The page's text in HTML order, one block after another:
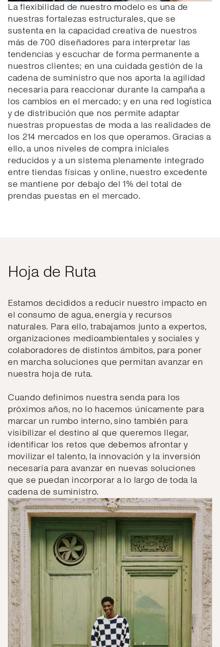
La flexibilidad de nuestro modelo es una de
nuestras fortalezas estructurales, que se
sustenta en la capacidad creativa de nuestros
más de 700 diseñadores para interpretar las
tendencias y escuchar de forma permanente a
nuestros clientes; en una cuidada gestión de la
cadena de suministro que nos aporta la agilidad
necesaria para reaccionar durante la campaña a
los cambios en el mercado; y en una red logística
y de distribución que nos permite adaptar
nuestras propuestas de moda a las realidades de
los 214 mercados en los que operamos. Gracias a
ello, a unos niveles de compra iniciales
reducidos y a un sistema plenamente integrado
entre tiendas físicas y online, nuestro excedente
se mantiene por debajo del 1% del total de
prendas puestas en el mercado.
Hoja de Ruta
Estamos decididos a reducir nuestro impacto en
el consumo de agua, energía y recursos
naturales. Para ello, trabajamos junto a expertos,
organizaciones medioambientales y sociales y
colaboradores de distintos ámbitos, para poner
en marcha soluciones que permitan avanzar en
nuestra hoja de ruta.
Cuando definimos nuestra senda para los
próximos años, no lo hacemos únicamente para
marcar un rumbo interno, sino también para
visibilizar el destino al que queremos llegar,
identificar los retos que debemos afrontar y
movilizar el talento, la innovación y la inversión
necesaria para avanzar en nuevas soluciones
que se puedan incorporar a lo largo de toda la
cadena de suministro.